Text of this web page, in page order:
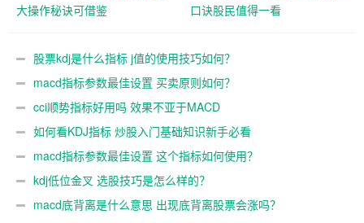
大操作秘诀可借鉴
口诀股民值得一看
股票kdj是什么指标 j值的使用技巧如何？
macd指标参数最佳设置 买卖原则如何？
cci顺势指标好用吗 效果不亚于MACD
如何看KDJ指标 炒股入门基础知识新手必看
macd指标参数最佳设置 这个指标如何使用？
kdj低位金叉 选股技巧是怎么样的？
macd底背离是什么意思 出现底背离股票会涨吗？